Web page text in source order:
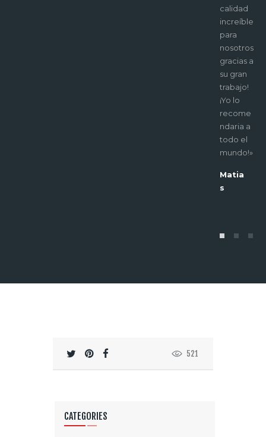
calidad
increíble
para
nosotros
gracias a
su gran
trabajo!
¡Yo lo
recome
ndaria a
todo el
mundo!»
Matia
s
521
CATEGORIES